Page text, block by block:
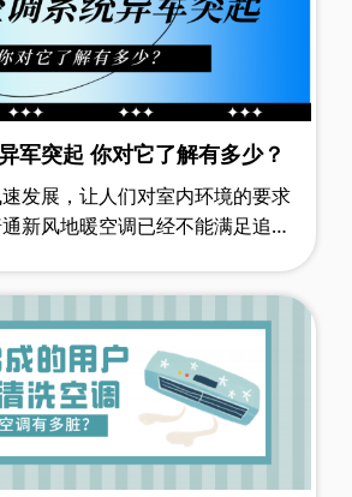
军突起 你对它了解有多少？
发展，让人们对室内环境的要求
新风地暖空调已经不能满足追求